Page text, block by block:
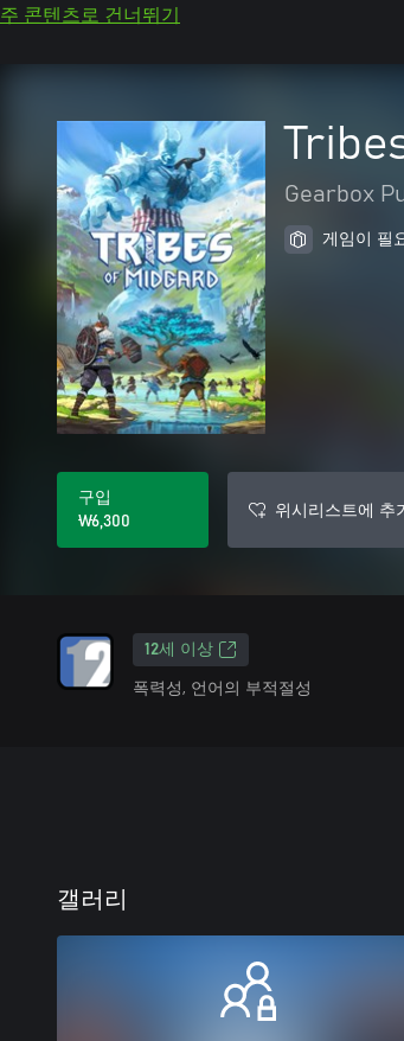
주 콘텐츠로 건너뛰기
Gearbox
게임이 필
구입
₩6,300
위시리스트에 추
12세 이상
폭력성, 언어의 부적절성
갤러리